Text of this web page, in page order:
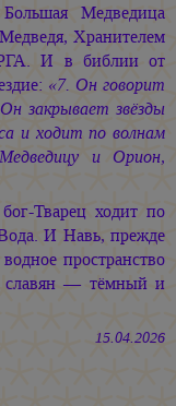
Медведица
Хранителем
И в библии от
«7. Он говорит
закрывает звёзды
и ходит по волнам
и Орион,
Тварец ходит по
И Навь, прежде
пространство
славян — тёмный и
15.04.2026